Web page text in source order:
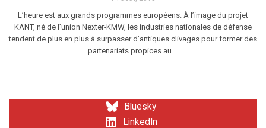
L’heure est aux grands programmes européens. À l’image du projet
KANT, né de l’union Nexter-KMW, les industries nationales de défense
tendent de plus en plus à surpasser d’antiques clivages pour former des
partenariats propices au ...
Bluesky
LinkedIn